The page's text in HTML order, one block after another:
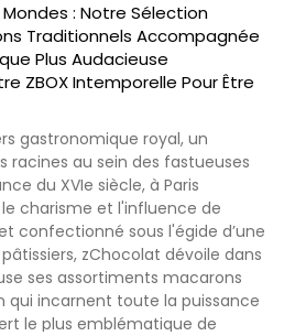
Mondes : Notre Sélection
Traditionnels Accompagnée
Plus Audacieuse
ZBOX Intemporelle Pour Être
gastronomique royal, un
racines au sein des fastueuses
du XVIe siècle, à Paris
charisme et l'influence de
confectionné sous l'égide d’une
zChocolat dévoile dans
ses assortiments macarons
qui incarnent toute la puissance
le plus emblématique de